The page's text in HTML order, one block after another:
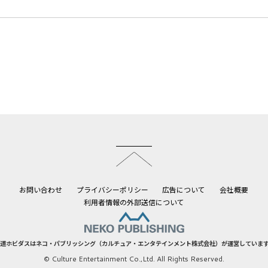
お問い合わせ プライバシーポリシー 広告について
会社概要
利用者情報の外部送信について
ホビダスはネコ・パブリッシング（カルチュア・エンタテインメント株式会社）が運営していま
© Culture Entertainment Co.,Ltd. All Rights Reserved.